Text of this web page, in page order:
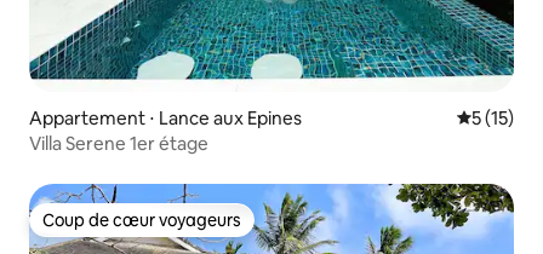
Appartement ⋅ Lance aux Epines
5 (15)
Villa Serene 1er étage
Coup de cœur voyageurs
Coup de cœur voyageurs